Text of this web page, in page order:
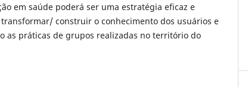
em saúde poderá ser uma estratégia eficaz e
construir o conhecimento dos usuários e
as práticas de grupos realizadas no território do